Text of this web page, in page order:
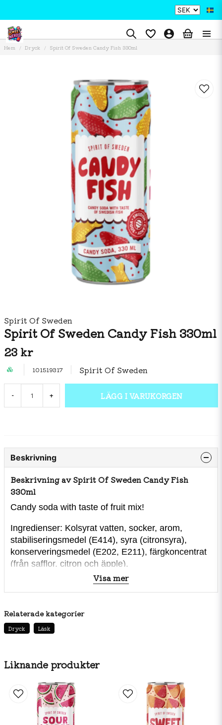
Hem Dryck Spirit Of Sweden Candy Fish 330ml
Spirit Of Sweden
Spirit Of Sweden Candy Fish 330ml
23 kr
101519317 Spirit Of Sweden
- + LÄGG I VARUKORGEN
Liknande produkter
Beskrivning
Beskrivning av Spirit Of Sweden Candy Fish
330ml
Candy soda with taste of fruit mix!
Ingredienser: Kolsyrat vatten, socker, arom,
stabiliseringsmedel (E414), syra (citronsyra),
konserveringsmedel (E202, E211), färgkoncentrat
(från safflor, citron och äpple).
Näringsvärde per 100 ml:
Fett
varav mättat fett
Kolhydrater
Protein
Visa mer
Relaterade kategorier
Dryck Läsk